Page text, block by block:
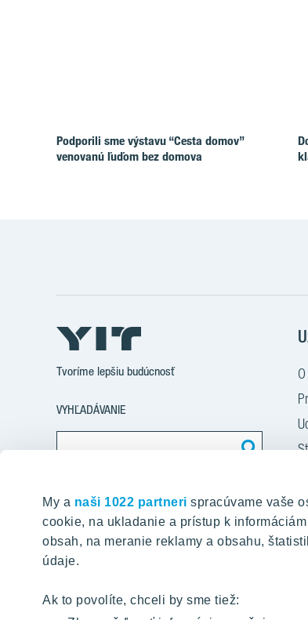
My a naši 1022 partneri spracúvame vaše
cookie, na ukladanie a prístup k
obsah, na meranie reklamy a obsahu,
údaje.
Ak to povolíte, chceli by sme tiež:
Podporili sme výstavu “Cesta domov”
venovanú ľuďom bez domova
Tvoríme lepšiu budúcnosť
VYHĽADÁVANIE